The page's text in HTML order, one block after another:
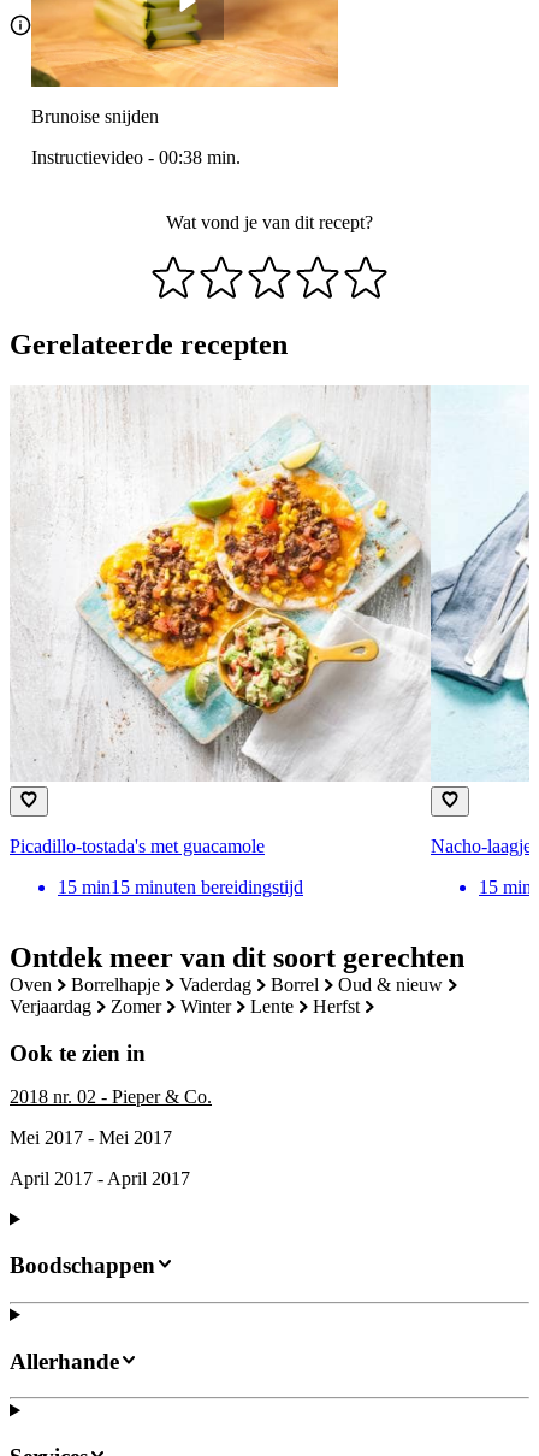
Ontdek meer van dit soort gerechten
oven borrelhapje vaderdag borrel
oud & nieuw
verjaardag
zomer winter lente herfst
Ook te zien in
2018 nr. 02 - Pieper & Co.
Mei 2017 - Mei 2017
April 2017 - April 2017
Brunoise snijden
Instructievideo - 00:38 min.
Wat vond je van dit recept?
Gerelateerde recepten
Picadillo-tostada's met guacamole
15 min15 minuten bereidingstijd
Nacho-
15 min
Boodschappen
Allerhande